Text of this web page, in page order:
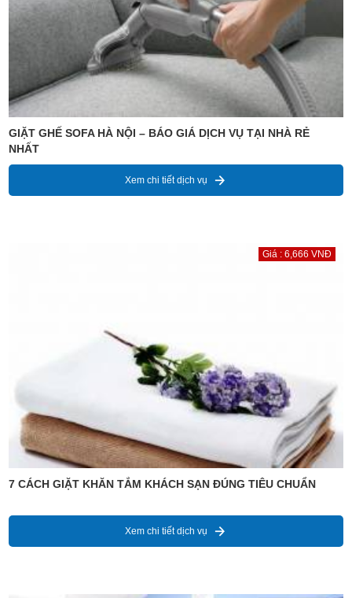
GIẶT GHẾ SOFA HÀ NỘI – BÁO GIÁ DỊCH VỤ TẠI NHÀ RẺ
NHẤT
Xem chi tiết dịch vụ
Giá : 6,666 VNĐ
7 CÁCH GIẶT KHĂN TẮM KHÁCH SẠN ĐÚNG TIÊU CHUẨN
Xem chi tiết dịch vụ